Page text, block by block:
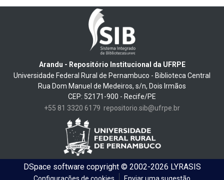
Arandu - Repositório Institucional da UFRPE
Universidade Federal Rural de Pernambuco - Biblioteca Central
Rua Dom Manuel de Medeiros, s/n, Dois Irmãos
CEP: 52171-900 - Recife/PE
+55 81 3320 6179 repositorio.sib@ufrpe.br
DSpace softwarecopyright © 2002-2026 LYRASIS